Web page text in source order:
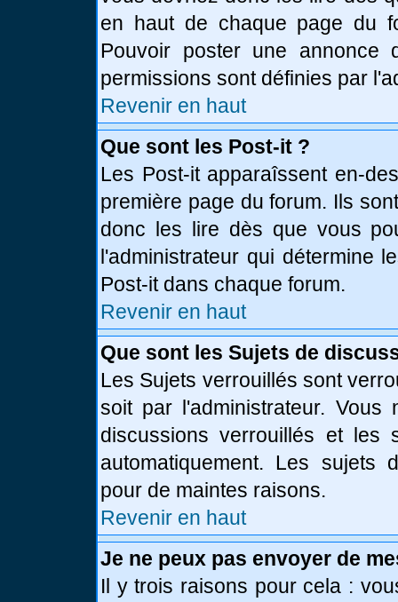
en haut de chaque page du
Pouvoir poster une annonce
permissions sont définies par
Revenir en haut
Que sont les Post-it ?
Les Post-it apparaîssent en-
première page du forum. Ils
donc les lire dès que vous
l'administrateur qui détermine
Post-it dans chaque forum.
Revenir en haut
Que sont les Sujets de
Les Sujets verrouillés sont
soit par l'administrateur.
discussions verrouillés et les
automatiquement. Les sujets
pour de maintes raisons.
Revenir en haut
Je ne peux pas envoyer de
Il y trois raisons pour cela :